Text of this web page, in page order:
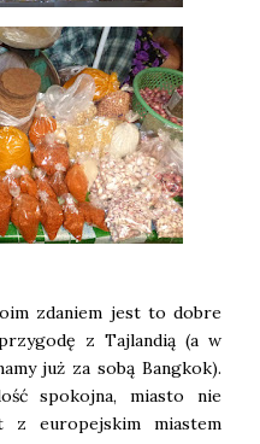
zdaniem jest to dobre
z Tajlandią (a w
już za sobą Bangkok).
spokojna, miasto nie
z europejskim miastem